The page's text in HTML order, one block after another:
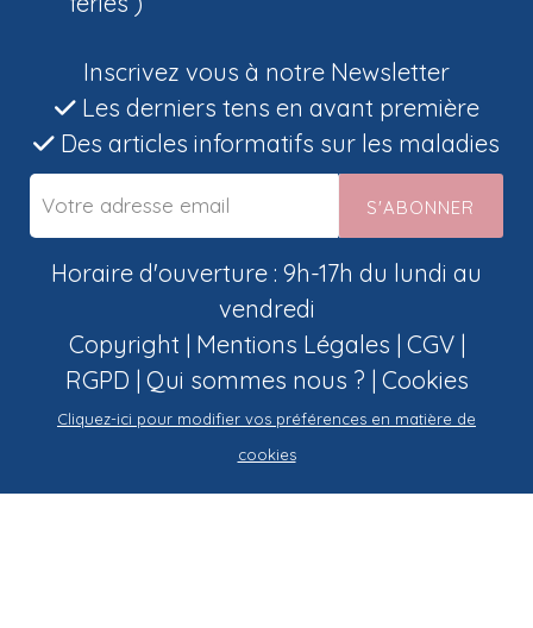
Inscrivez vous à notre Newsletter
Les derniers tens en avant première
Des articles informatifs sur les maladies
S'ABONNER
Horaire d'ouverture : 9h-17h du lundi au
vendredi
Copyright | Mentions Légales CGV|
RGPD Qui sommes nous ? Cookies
Cliquez-ici pour modifier vos préférences en matière de
cookies